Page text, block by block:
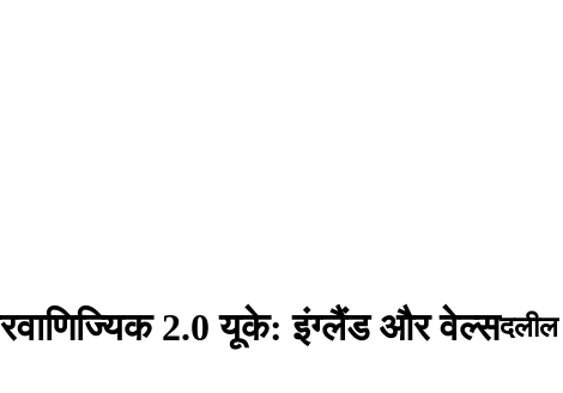
2.0 यूके: इंग्लैंड और वेल्सदलील